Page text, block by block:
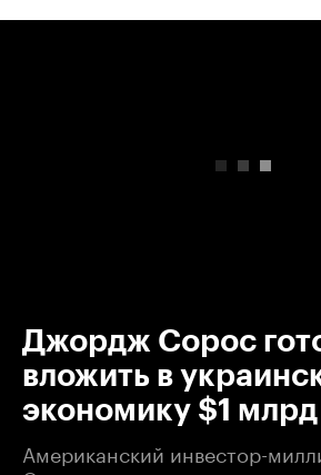
Джордж Сорос
вложить в
экономику $1 млрд
Американский инвестор-